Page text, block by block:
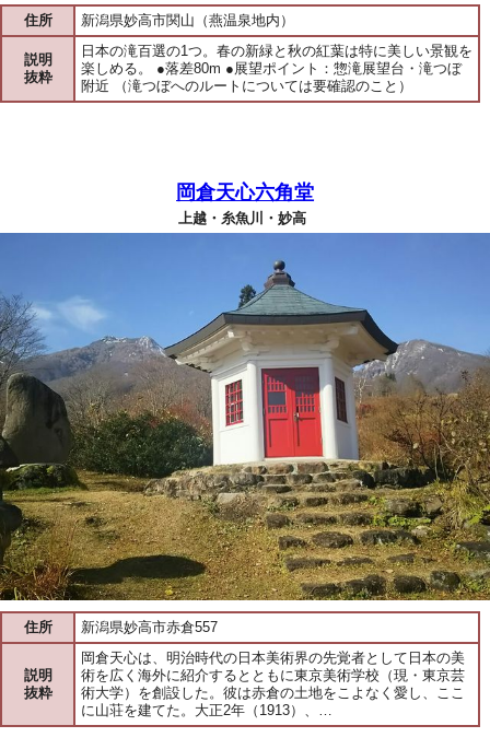
住所 新潟県妙高市関山（燕温泉地内）
説明
抜粋
日本の滝百選の1つ。春の新緑と秋の紅葉は特に美しい景観を
楽しめる。 ●落差80m ●展望ポイント：惣滝展望台・滝つぼ
附近 （滝つぼへのルートについては要確認のこと）
岡倉天心六角堂
上越・糸魚川・妙高
住所 新潟県妙高市赤倉557
説明
抜粋
岡倉天心は、明治時代の日本美術界の先覚者として日本の美
術を広く海外に紹介するとともに東京美術学校（現・東京芸
術大学）を創設した。彼は赤倉の土地をこよなく愛し、ここ
に山荘を建てた。大正2年（1913）、…